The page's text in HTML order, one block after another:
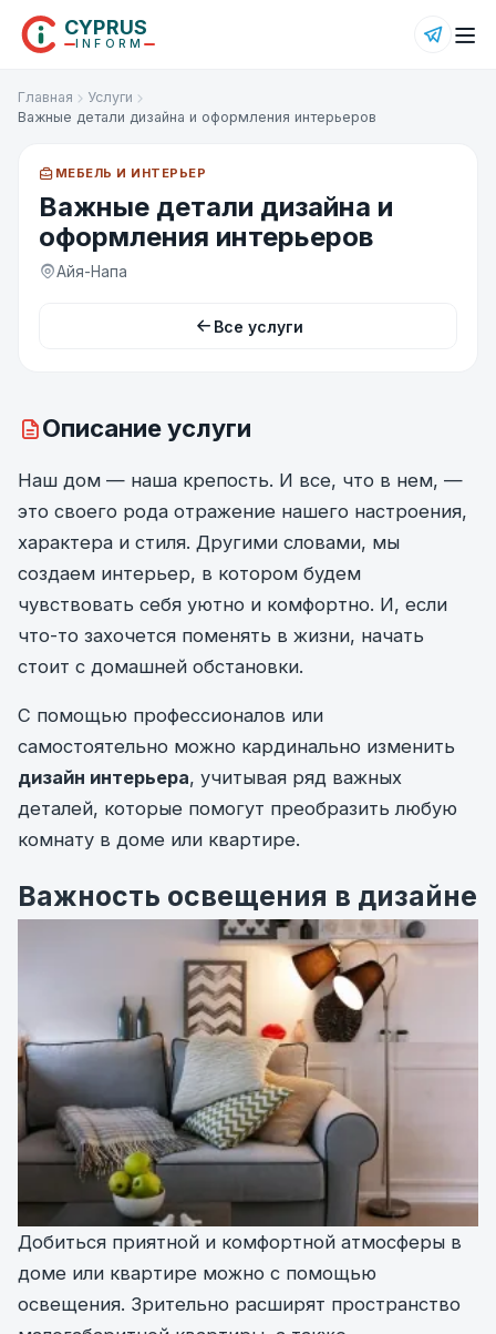
CYPRUS
INFORM
Главная
Услуги
Важные детали дизайна и оформления интерьеров
МЕБЕЛЬ И ИНТЕРЬЕР
Важные детали дизайна и
оформления интерьеров
Айя-Напа
Все услуги
Описание услуги
Наш дом — наша крепость. И все, что в нем, —
это своего рода отражение нашего настроения,
характера и стиля. Другими словами, мы
создаем интерьер, в котором будем
чувствовать себя уютно и комфортно. И, если
что-то захочется поменять в жизни, начать
стоит с домашней обстановки.
С помощью профессионалов или
самостоятельно можно кардинально изменить
дизайн интерьера, учитывая ряд важных
деталей, которые помогут преобразить любую
комнату в доме или квартире.
Важность освещения в дизайне
Добиться приятной и комфортной атмосферы в
доме или квартире можно с помощью
освещения. Зрительно расширят пространство